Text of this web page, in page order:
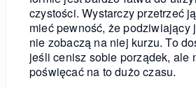
czystości. Wystarczy przetrzeć
mieć pewność, że podziwiający
nie zobaczą na niej kurzu. To
jeśli cenisz sobie porządek, ale
poświęcać na to dużo czasu.